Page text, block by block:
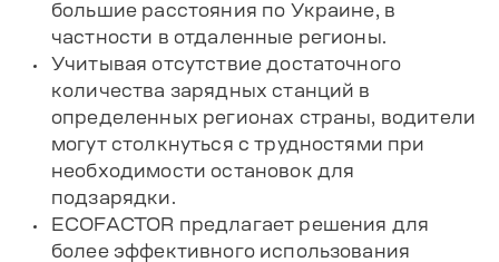
большие расстояния по Украине, в
частности в отдаленные регионы.
Учитывая отсутствие достаточного
количества зарядных станций в
определенных регионах страны, водители
могут столкнуться с трудностями при
необходимости остановок для
подзарядки.
ECOFACTOR предлагает решения для
более эффективного использования